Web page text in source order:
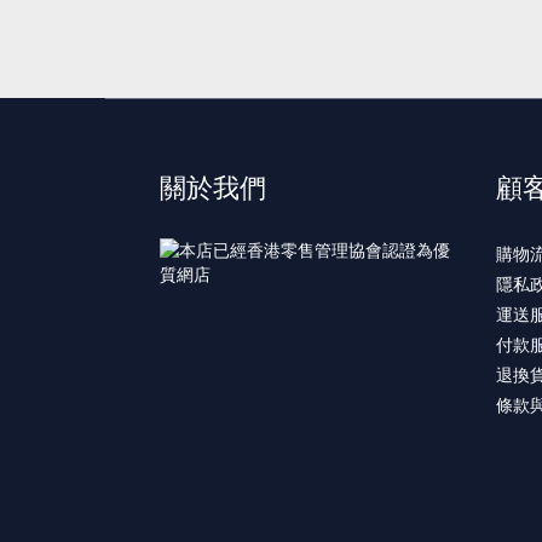
關於我們 顧
購物
隱私
運送
付款
退換
條款